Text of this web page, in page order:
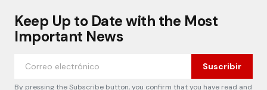
Keep Up to Date with the Most
Important News
Suscribir
By pressing the Subscribe button, you confirm that you have read and